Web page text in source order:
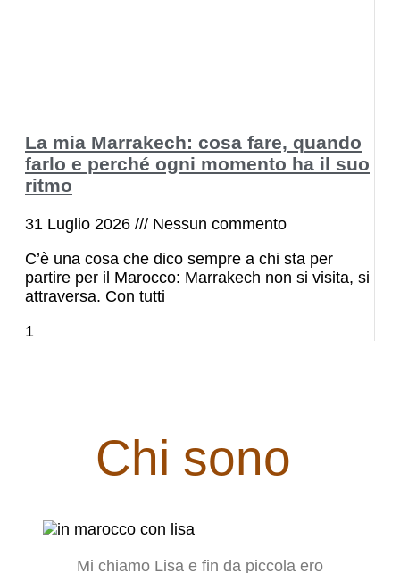
La mia Marrakech: cosa fare, quando
farlo e perché ogni momento ha il suo
ritmo
31 Luglio 2026
Nessun commento
C’è una cosa che dico sempre a chi sta per
partire per il Marocco: Marrakech non si visita, si
attraversa. Con tutti
Chi sono
Mi chiamo Lisa e fin da piccola ero